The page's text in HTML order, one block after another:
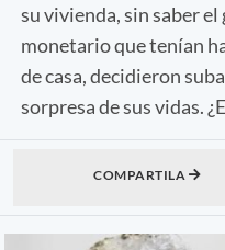
su vivienda, sin saber
monetario que tenían
de casa, decidieron
sorpresa de sus vidas.
COMPARTILA